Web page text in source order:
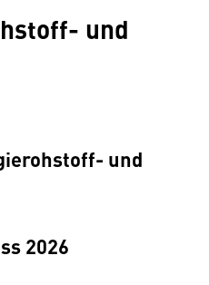
und
und
2026